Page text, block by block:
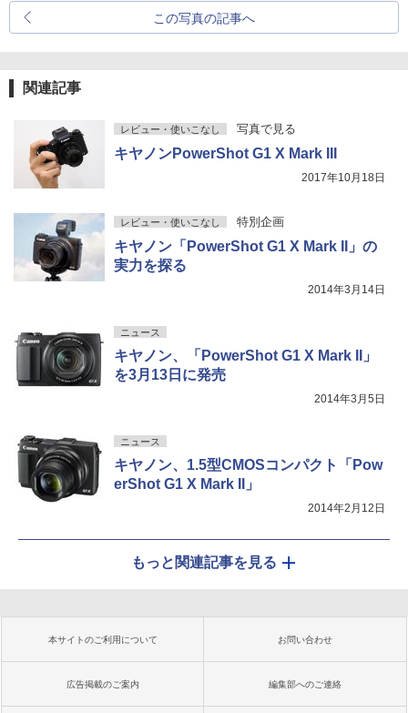
この写真の記事へ
関連記事
レビュー・使いこなし 写真で見る
キヤノンPowerShot G1 X Mark III
2017年10月18日
レビュー・使いこなし 特別企画
キヤノン「PowerShot G1 X Mark II」の
実力を探る
2014年3月14日
ニュース
キヤノン、「PowerShot G1 X Mark II」
を3月13日に発売
2014年3月5日
ニュース
キヤノン、1.5型CMOSコンパクト「Pow
erShot G1 X Mark II」
2014年2月12日
もっと関連記事を見る
本サイトのご利用について お問い合わせ
広告掲載のご案内 編集部へのご連絡